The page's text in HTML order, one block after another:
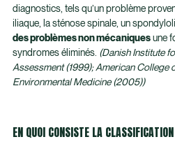
diagnostics, tels qu’un problème
iliaque, la sténose spinale, un
des problèmes non mécaniquesune
syndromes éliminés. (Danish Institute
Assessment (1999); American College
Environmental Medicine (2005))
EN QUOI CONSISTE LA